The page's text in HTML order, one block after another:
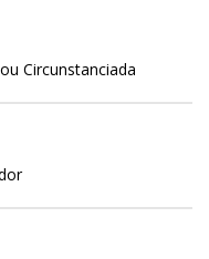
Circunstanciada